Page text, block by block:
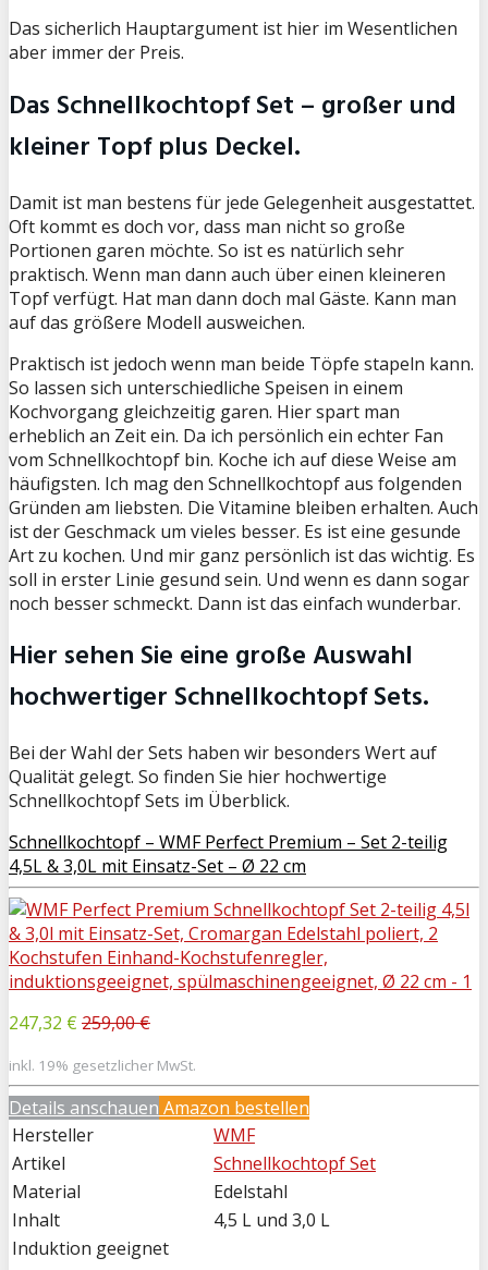
Das sicherlich Hauptargument ist hier im Wesentlichen
aber immer der Preis.
Das Schnellkochtopf Set – großer und
kleiner Topf plus Deckel.
Damit ist man bestens für jede Gelegenheit ausgestattet.
Oft kommt es doch vor, dass man nicht so große
Portionen garen möchte. So ist es natürlich sehr
praktisch. Wenn man dann auch über einen kleineren
Topf verfügt. Hat man dann doch mal Gäste. Kann man
auf das größere Modell ausweichen.
Praktisch ist jedoch wenn man beide Töpfe stapeln kann.
So lassen sich unterschiedliche Speisen in einem
Kochvorgang gleichzeitig garen. Hier spart man
erheblich an Zeit ein. Da ich persönlich ein echter Fan
vom Schnellkochtopf bin. Koche ich auf diese Weise am
häufigsten. Ich mag den Schnellkochtopf aus folgenden
Gründen am liebsten. Die Vitamine bleiben erhalten. Auch
ist der Geschmack um vieles besser. Es ist eine gesunde
Art zu kochen. Und mir ganz persönlich ist das wichtig. Es
soll in erster Linie gesund sein. Und wenn es dann sogar
noch besser schmeckt. Dann ist das einfach wunderbar.
Hier sehen Sie eine große Auswahl
hochwertiger Schnellkochtopf Sets.
Bei der Wahl der Sets haben wir besonders Wert auf
Qualität gelegt. So finden Sie hier hochwertige
Schnellkochtopf Sets im Überblick.
Schnellkochtopf – WMF Perfect Premium – Set 2-teilig
4,5L & 3,0L mit Einsatz-Set – Ø 22 cm
247,32 € 259,00 €
inkl. 19% gesetzlicher MwSt.
Details anschauen Amazon bestellen
Hersteller
WMF
Artikel
Schnellkochtopf Set
Material
Edelstahl
Inhalt
4,5 L und 3,0 L
Induktion geeignet